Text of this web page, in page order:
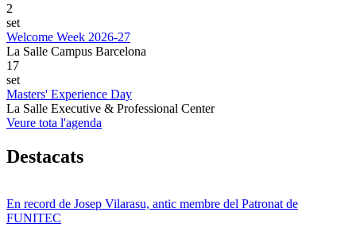
2
set
Welcome Week 2026-27
La Salle Campus Barcelona
17
set
Masters' Experience Day
La Salle Executive & Professional Center
Veure tota l'agenda
Destacats
En record de Josep Vilarasu, antic membre del Patronat de
FUNITEC